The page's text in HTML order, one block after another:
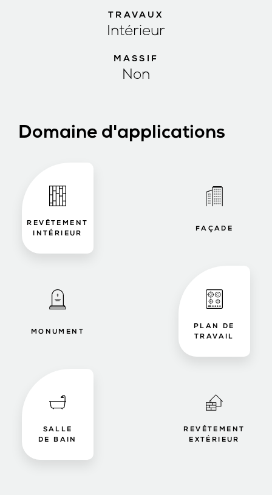
TRAVAUX
Intérieur
MASSIF
Non
Domaine d'applications
REVÊTEMENT
INTÉRIEUR
FAÇADE
MONUMENT
PLAN DE
TRAVAIL
SALLE
DE BAIN
REVÊTEMENT
EXTÉRIEUR